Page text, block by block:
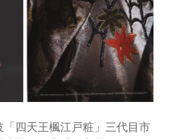
四天王楓江戸粧」三代目市